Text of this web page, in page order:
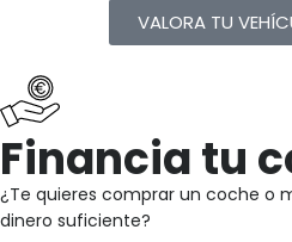
VALORA TU
Financia tu
¿Te quieres comprar un coche o
dinero suficiente?